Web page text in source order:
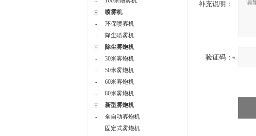
喷雾机
-
环保喷雾机
-
降尘喷雾机
除尘雾炮机
-
30米雾炮机
-
50米雾炮机
-
60米雾炮机
-
80米雾炮机
新型雾炮机
-
全自动雾炮机
-
固定式雾炮机
补充说明：
验证码：